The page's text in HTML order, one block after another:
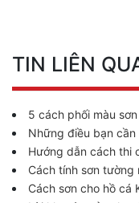
TIN LIÊN
5 cách phối màu
Những điều bạn
Hướng dẫn cách thi
Cách tính sơn tường
Cách sơn cho hồ cá